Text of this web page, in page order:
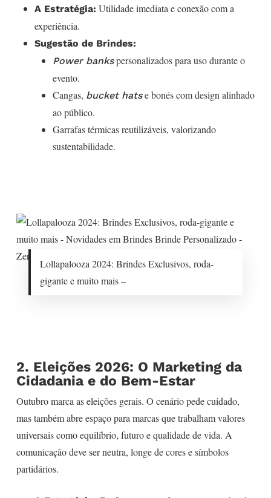
A Estratégia: Utilidade imediata e conexão com a
experiência.
Sugestão de Brindes:
Power bankspersonalizados para uso durante o
evento.
Cangas, bucket hatse bonés com design alinhado
ao público.
Garrafas térmicas reutilizáveis, valorizando
sustentabilidade.
Lollapalooza 2024: Brindes Exclusivos, roda-
gigante e muito mais –
2. Eleições 2026: O Marketing da
Cidadania e do Bem-Estar
Outubro marca as eleições gerais. O cenário pede cuidado,
mas também abre espaço para marcas que trabalham valores
universais como equilíbrio, futuro e qualidade de vida. A
comunicação deve ser neutra, longe de cores e símbolos
partidários.